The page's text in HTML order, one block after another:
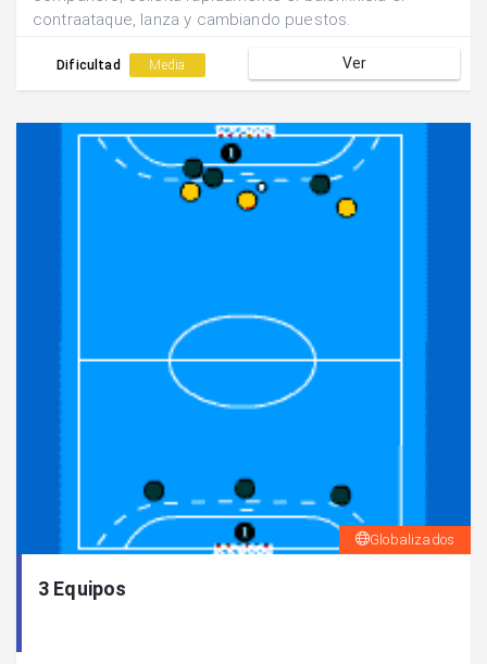
contraataque, lanza y cambiando puestos.
Dificultad Media Ver
Globalizados
3 Equipos